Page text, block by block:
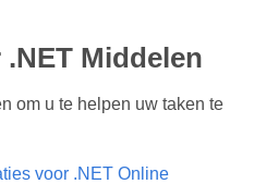
Middelen
om u te helpen uw taken te
voor .NET Online